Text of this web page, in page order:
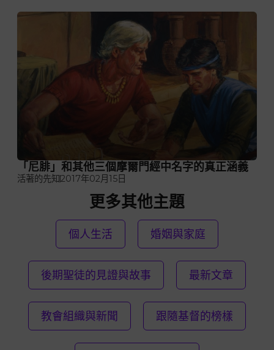
「尼腓」和其他三個摩爾門經中名字的真正涵義
活著的先知2017年02月15日
更多其他主題
個人生活 婚姻與家庭
後期聖徒的見證與故事 最新文章
教會組織與新聞 跟隨基督的榜樣